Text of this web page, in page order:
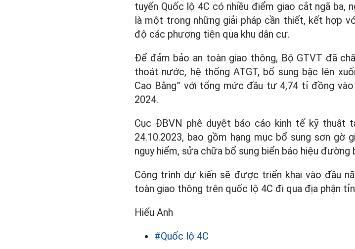
tuyến Quốc lộ 4C có nhiều điểm giao cắt ngã ba,
là một trong những giải pháp cần thiết, kết hợp
độ các phương tiện qua khu dân cư.
Để đảm bảo an toàn giao thông, Bộ GTVT đã
thoát nước, hệ thống ATGT, bổ sung bậc lên
Cao Bằng” với tổng mức đầu tư 4,74 tỉ đồng
2024.
Cục ĐBVN phê duyệt báo cáo kinh tế kỹ thuật
24.10.2023, bao gồm hạng mục bổ sung sơn
nguy hiểm, sửa chữa bổ sung biển báo hiệu đường
Công trình dự kiến sẽ được triển khai vào đầu
toàn giao thông trên quốc lộ 4C đi qua địa phận
Hiếu Anh
#Quốc lộ 4C